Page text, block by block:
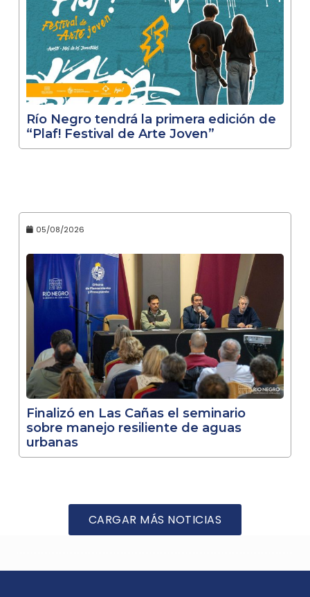
Río Negro tendrá la primera edición de
“Plaf! Festival de Arte Joven”
05/08/2026
Finalizó en Las Cañas el seminario
sobre manejo resiliente de aguas
urbanas
CARGAR MÁS NOTICIAS